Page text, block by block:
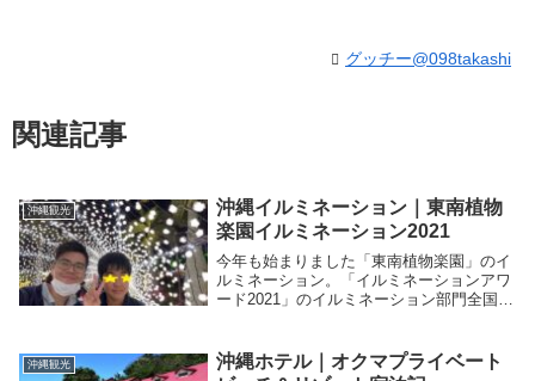
グッチー@098takashi
関連記事
沖縄観光
沖縄イルミネーション｜東南植物
楽園イルミネーション2021
今年も始まりました「東南植物楽園」のイ
ルミネーション。「イルミネーションアワ
ード2021」のイルミネーション部門全国3
巻のイルミネーションを楽しむことができ
ますよ。
沖縄観光
沖縄ホテル｜オクマプライベート